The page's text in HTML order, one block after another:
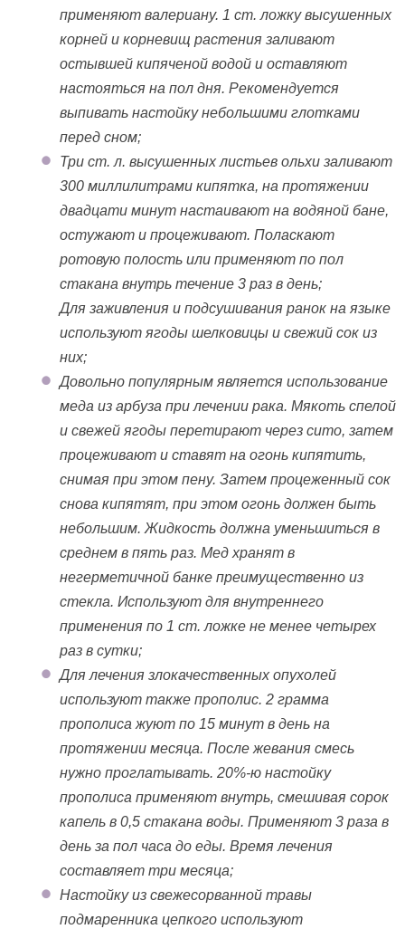
применяют валериану. 1 ст. ложку высушенных
корней и корневищ растения заливают
остывшей кипяченой водой и оставляют
настояться на пол дня. Рекомендуется
выпивать настойку небольшими глотками
перед сном;
Три ст. л. высушенных листьев ольхи заливают
300 миллилитрами кипятка, на протяжении
двадцати минут настаивают на водяной бане,
остужают и процеживают. Поласкают
ротовую полость или применяют по пол
стакана внутрь течение 3 раз в день;
Для заживления и подсушивания ранок на языке
используют ягоды шелковицы и свежий сок из
них;
Довольно популярным является использование
меда из арбуза при лечении рака. Мякоть спелой
и свежей ягоды перетирают через сито, затем
процеживают и ставят на огонь кипятить,
снимая при этом пену. Затем процеженный сок
снова кипятят, при этом огонь должен быть
небольшим. Жидкость должна уменьшиться в
среднем в пять раз. Мед хранят в
негерметичной банке преимущественно из
стекла. Используют для внутреннего
применения по 1 ст. ложке не менее четырех
раз в сутки;
Для лечения злокачественных опухолей
используют также прополис. 2 грамма
прополиса жуют по 15 минут в день на
протяжении месяца. После жевания смесь
нужно проглатывать. 20%-ю настойку
прополиса применяют внутрь, смешивая сорок
капель в 0,5 стакана воды. Применяют 3 раза в
день за пол часа до еды. Время лечения
составляет три месяца;
Настойку из свежесорванной травы
подмаренника цепкого используют